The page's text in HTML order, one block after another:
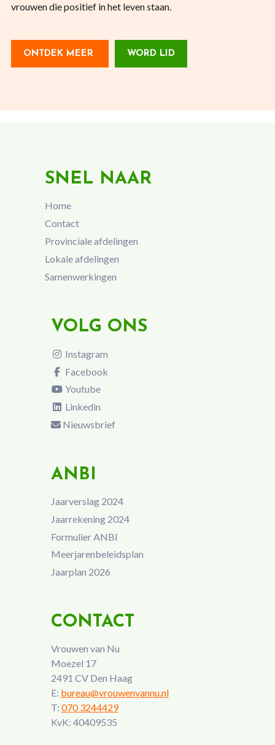
vrouwen die positief in het leven staan.
ONTDEK MEER WORD LID
SNEL NAAR
Home
Contact
Provinciale afdelingen
Lokale afdelingen
Samenwerkingen
VOLG ONS
Instagram
Facebook
Youtube
Linkedin
Nieuwsbrief
ANBI
Jaarverslag 2024
Jaarrekening 2024
Formulier ANBI
Meerjarenbeleidsplan
Jaarplan 2026
CONTACT
Vrouwen van Nu
Moezel 17
2491 CV Den Haag
E: bureau@vrouwenvannu.nl
T: 070 3244429
KvK: 40409535